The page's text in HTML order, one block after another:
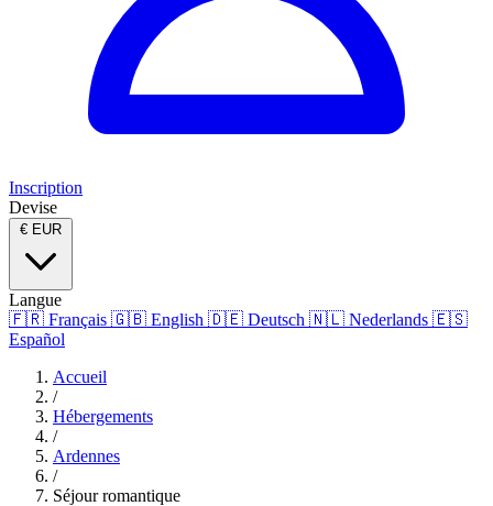
Inscription
Devise
€ EUR
Langue
🇫🇷 Français 🇬🇧 English 🇩🇪 Deutsch 🇳🇱 Nederlands 🇪🇸
Español
Accueil
/
Hébergements
/
Ardennes
/
Séjour romantique